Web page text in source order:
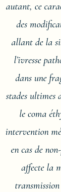
autant, ce
des
allant de la
l’ivresse
dans une
stades ultimes
le coma
intervention
en cas de
affecte la